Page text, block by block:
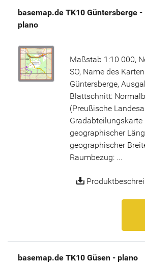
basemap.de TK10 Güntersberge -
plano
Maßstab 1:10 000,
SO, Name des
Güntersberge,
Blattschnitt:
(Preußische
geographischer
geographischer
Raumbezug: ...
basemap.de TK10 Güsen - plano